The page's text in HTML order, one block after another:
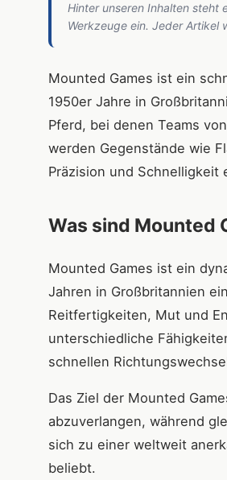
Hinter unseren Inhalten steht
Werkzeuge ein. Jeder Artikel
Mounted Games ist ein
1950er Jahre in
Pferd, bei denen Teams
werden Gegenstände wie
Präzision und Schnelligkeit
Was sind Mounted
Mounted Games ist ein
Jahren in Großbritannien
Reitfertigkeiten, Mut und
unterschiedliche
schnellen
Das Ziel der Mounted
abzuverlangen, während
sich zu einer weltweit
beliebt.